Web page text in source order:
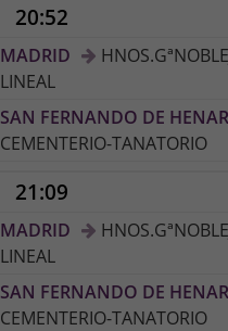
20:52
MADRID
LINEAL
SAN FERNANDO DE
CEMENTERIO-TANATORIO
21:09
MADRID
LINEAL
SAN FERNANDO DE
CEMENTERIO-TANATORIO